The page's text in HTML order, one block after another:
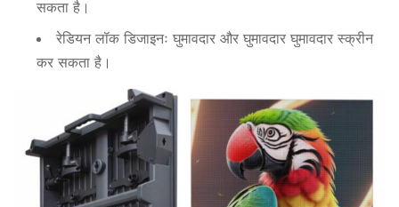
सकता है।
रेडियन लॉक डिजाइनः घुमावदार और घुमावदार घुमावदार स्क्रीन
कर सकता है।